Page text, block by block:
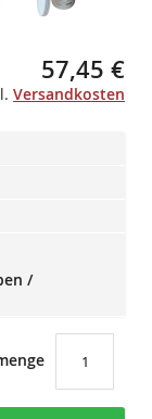
57,45 €
Versandkosten
/